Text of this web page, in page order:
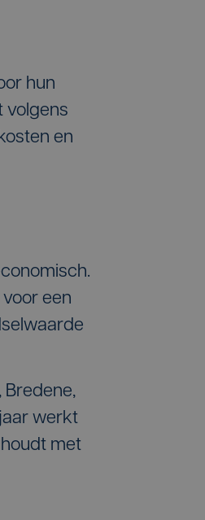
hun
volgens
en
een
werkt
met